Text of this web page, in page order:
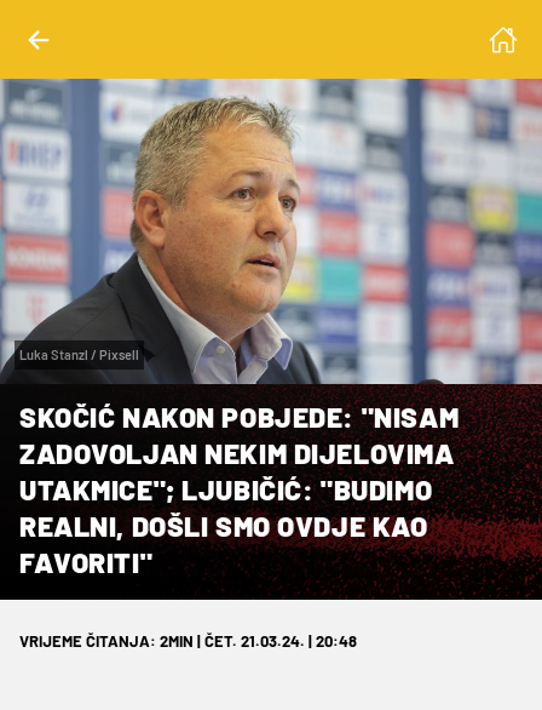
Luka Stanzl / Pixsell
SKOČIĆ NAKON POBJEDE: "NISAM
ZADOVOLJAN NEKIM DIJELOVIMA
UTAKMICE"; LJUBIČIĆ: "BUDIMO
REALNI, DOŠLI SMO OVDJE KAO
FAVORITI"
VRIJEME ČITANJA: 2MIN | ČET. 21.03.24. | 20:48